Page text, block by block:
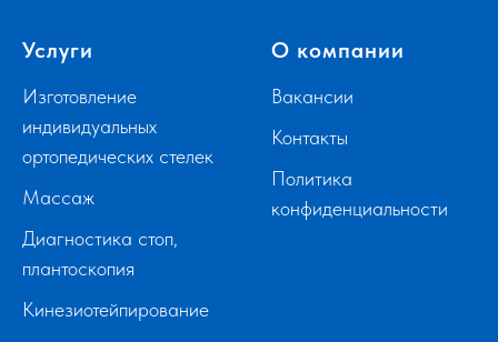
Услуги
Изготовление
индивидуальных
ортопедических стелек
Массаж
Диагностика стоп,
плантоскопия
Кинезиотейпирование
О компании
Вакансии
Контакты
Политика
конфиденциальности